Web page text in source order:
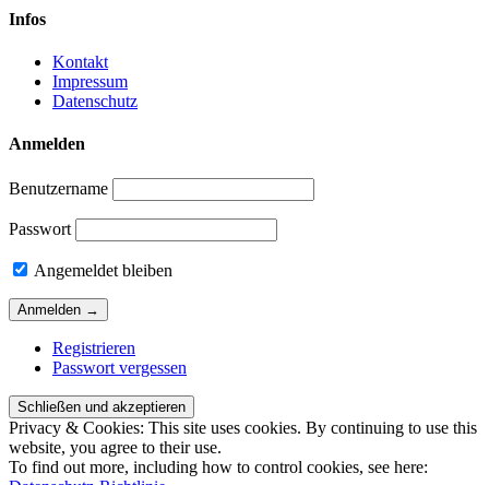
Infos
Kontakt
Impressum
Datenschutz
Anmelden
Benutzername
Passwort
Angemeldet bleiben
Registrieren
Passwort vergessen
Privacy & Cookies: This site uses cookies. By continuing to use this
website, you agree to their use.
To find out more, including how to control cookies, see here: